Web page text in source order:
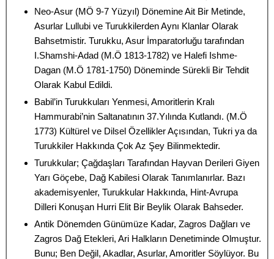
Neo-Asur (MÖ 9-7 Yüzyıl) Dönemine Ait Bir Metinde,
Asurlar Lullubi ve Turukkilerden Aynı Klanlar Olarak
Bahsetmistir. Turukku, Asur İmparatorluğu tarafından
I.Shamshi-Adad (M.Ö 1813-1782) ve Halefi Ishme-
Dagan (M.Ö 1781-1750) Döneminde Sürekli Bir Tehdit
Olarak Kabul Edildi.
Babil’in Turukkuları Yenmesi, Amoritlerin Kralı
Hammurabi’nin Saltanatının 37.Yılında Kutlandı. (M.Ö
1773) Kültürel ve Dilsel Özellikler Açısından, Tukri ya da
Turukkiler Hakkında Çok Az Şey Bilinmektedir.
Turukkular; Çağdaşları Tarafından Hayvan Derileri Giyen
Yarı Göçebe, Dağ Kabilesi Olarak Tanımlanırlar. Bazı
akademisyenler, Turukkular Hakkında, Hint-Avrupa
Dilleri Konuşan Hurri Elit Bir Beylik Olarak Bahseder.
Antik Dönemden Günümüze Kadar, Zagros Dağları ve
Zagros Dağ Etekleri, Ari Halkların Denetiminde Olmuştur.
Bunu; Ben Değil, Akadlar, Asurlar, Amoritler Söylüyor. Bu